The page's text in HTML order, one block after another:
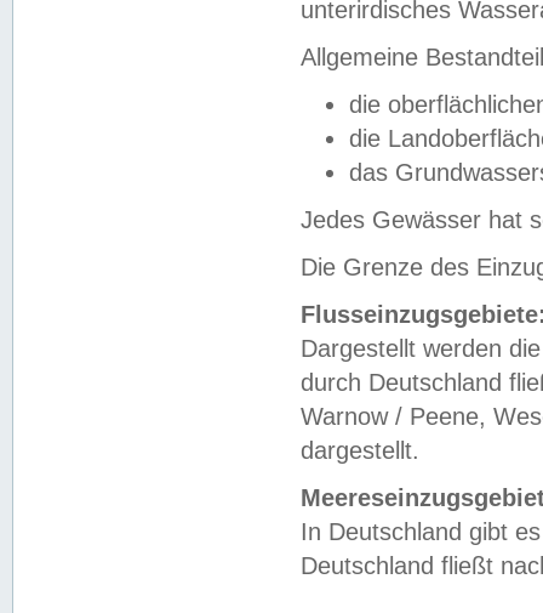
unterirdisches
Allgemeine
die
die
das
Jedes Gewässer hat
Die Grenze des
Dargestellt werden
durch Deutschland
Warnow / Peene,
dargestellt.
In Deutschland gibt
Deutschland fließt